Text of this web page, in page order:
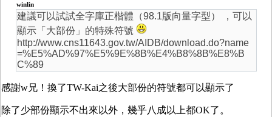
winlin
建議可以試試全字庫正楷體（98.1版向量字型） ，可以
顯示「大部份」的特殊符號
http://www.cns11643.gov.tw/AIDB/download.do?name
=%E5%AD%97%E5%9E%8B%E4%B8%8B%E8%B
C%89
感謝w兄！換了TW-Kai之後大部份的符號都可以顯示了
除了少部份顯示不出來以外，幾乎八成以上都OK了。